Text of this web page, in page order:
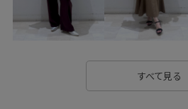
blouse_pickup Exclusive_GW
UVケア VIS_2026SS_POLO2
vis_pickuppants
すべて見る